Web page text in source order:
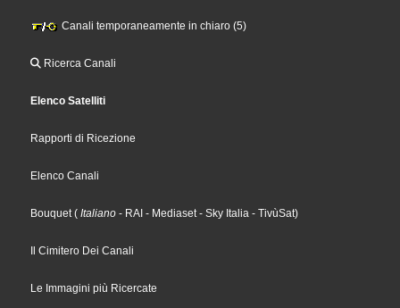
Canali temporaneamente in chiaro (5)
Ricerca Canali
Elenco Satelliti
Rapporti di Ricezione
Elenco Canali
Bouquet( Italiano - RAI - Mediaset- Sky Italia - TivùSat)
Il Cimitero Dei Canali
Le Immagini più Ricercate